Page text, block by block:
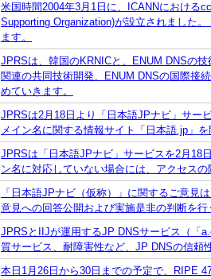
米国時間2004年3月1日に、ICANNにおける
Supporting Organization)が設立されました
ます。
JPRSは、韓国のKRNICと、ENUM DNSの
関連の共同技術開発、ENUM DNSの国際接
めていきます。
JPRSは2月18日より「日本語JPナビ」サー
メイン名に関する情報サイト「日本語.jp」を
JPRSは「日本語JPナビ」サービスを2月18
ン名に対応していない場合には、アクセス
「日本語JPナビ（仮称）」に関するご意見
意見への回答公開および実施是非の判断を行
JPRSとIIJが運用するJP DNSサービス（「
質サービス、耐障害性など、JP DNSの信頼
本日1月26日から30日までの予定で、RIPE